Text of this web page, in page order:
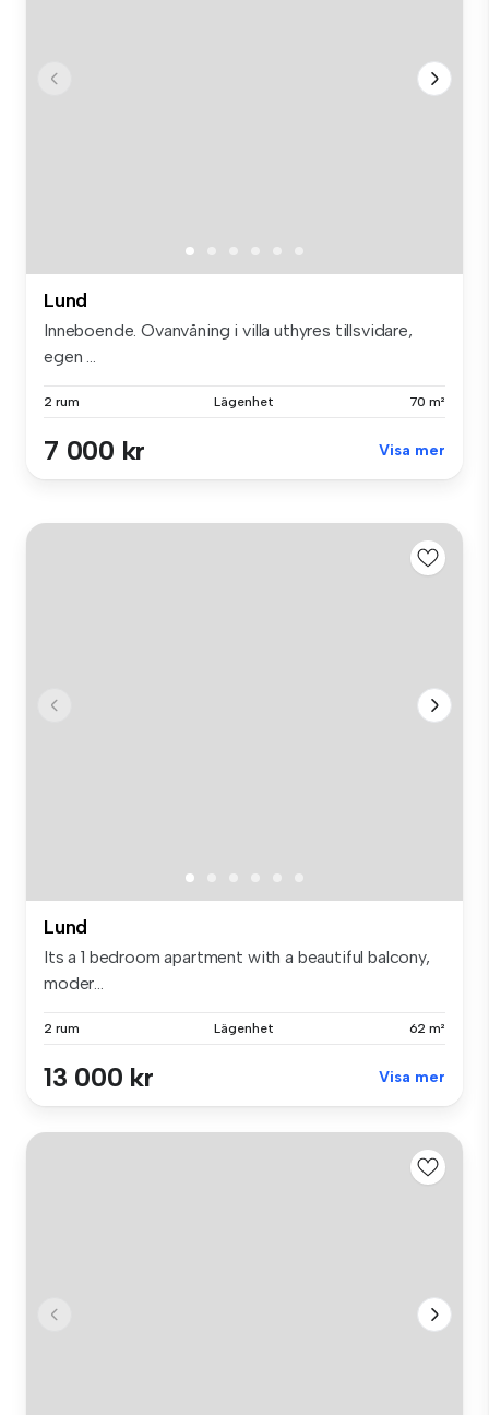
Lund
Inneboende. Ovanvåning i villa uthyres tillsvidare,
egen ...
2 rum Lägenhet 70 m²
7 000 kr Visa mer
Lund
Its a 1 bedroom apartment with a beautiful balcony,
moder...
2 rum Lägenhet 62 m²
13 000 kr Visa mer